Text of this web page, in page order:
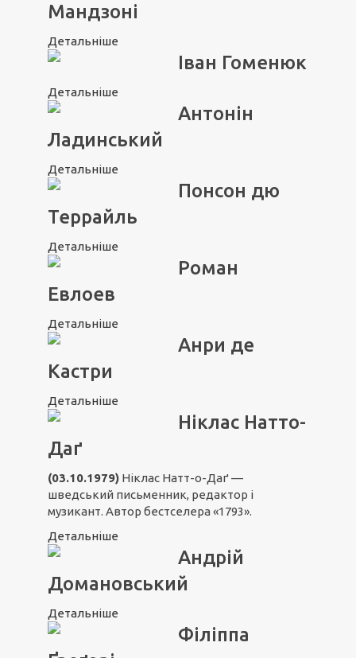
Мандзоні
Детальніше
Іван Гоменюк
Детальніше
Антонін
Ладинський
Детальніше
Понсон дю
Террайль
Детальніше
Роман
Евлоев
Детальніше
Анри де
Кастри
Детальніше
Ніклас Натто-
Даґ
(03.10.1979) Ніклас Натт-о-Даґ —
шведський письменник, редактор і
музикант. Автор бестселера «1793».
Детальніше
Андрій
Домановський
Детальніше
Філіппа